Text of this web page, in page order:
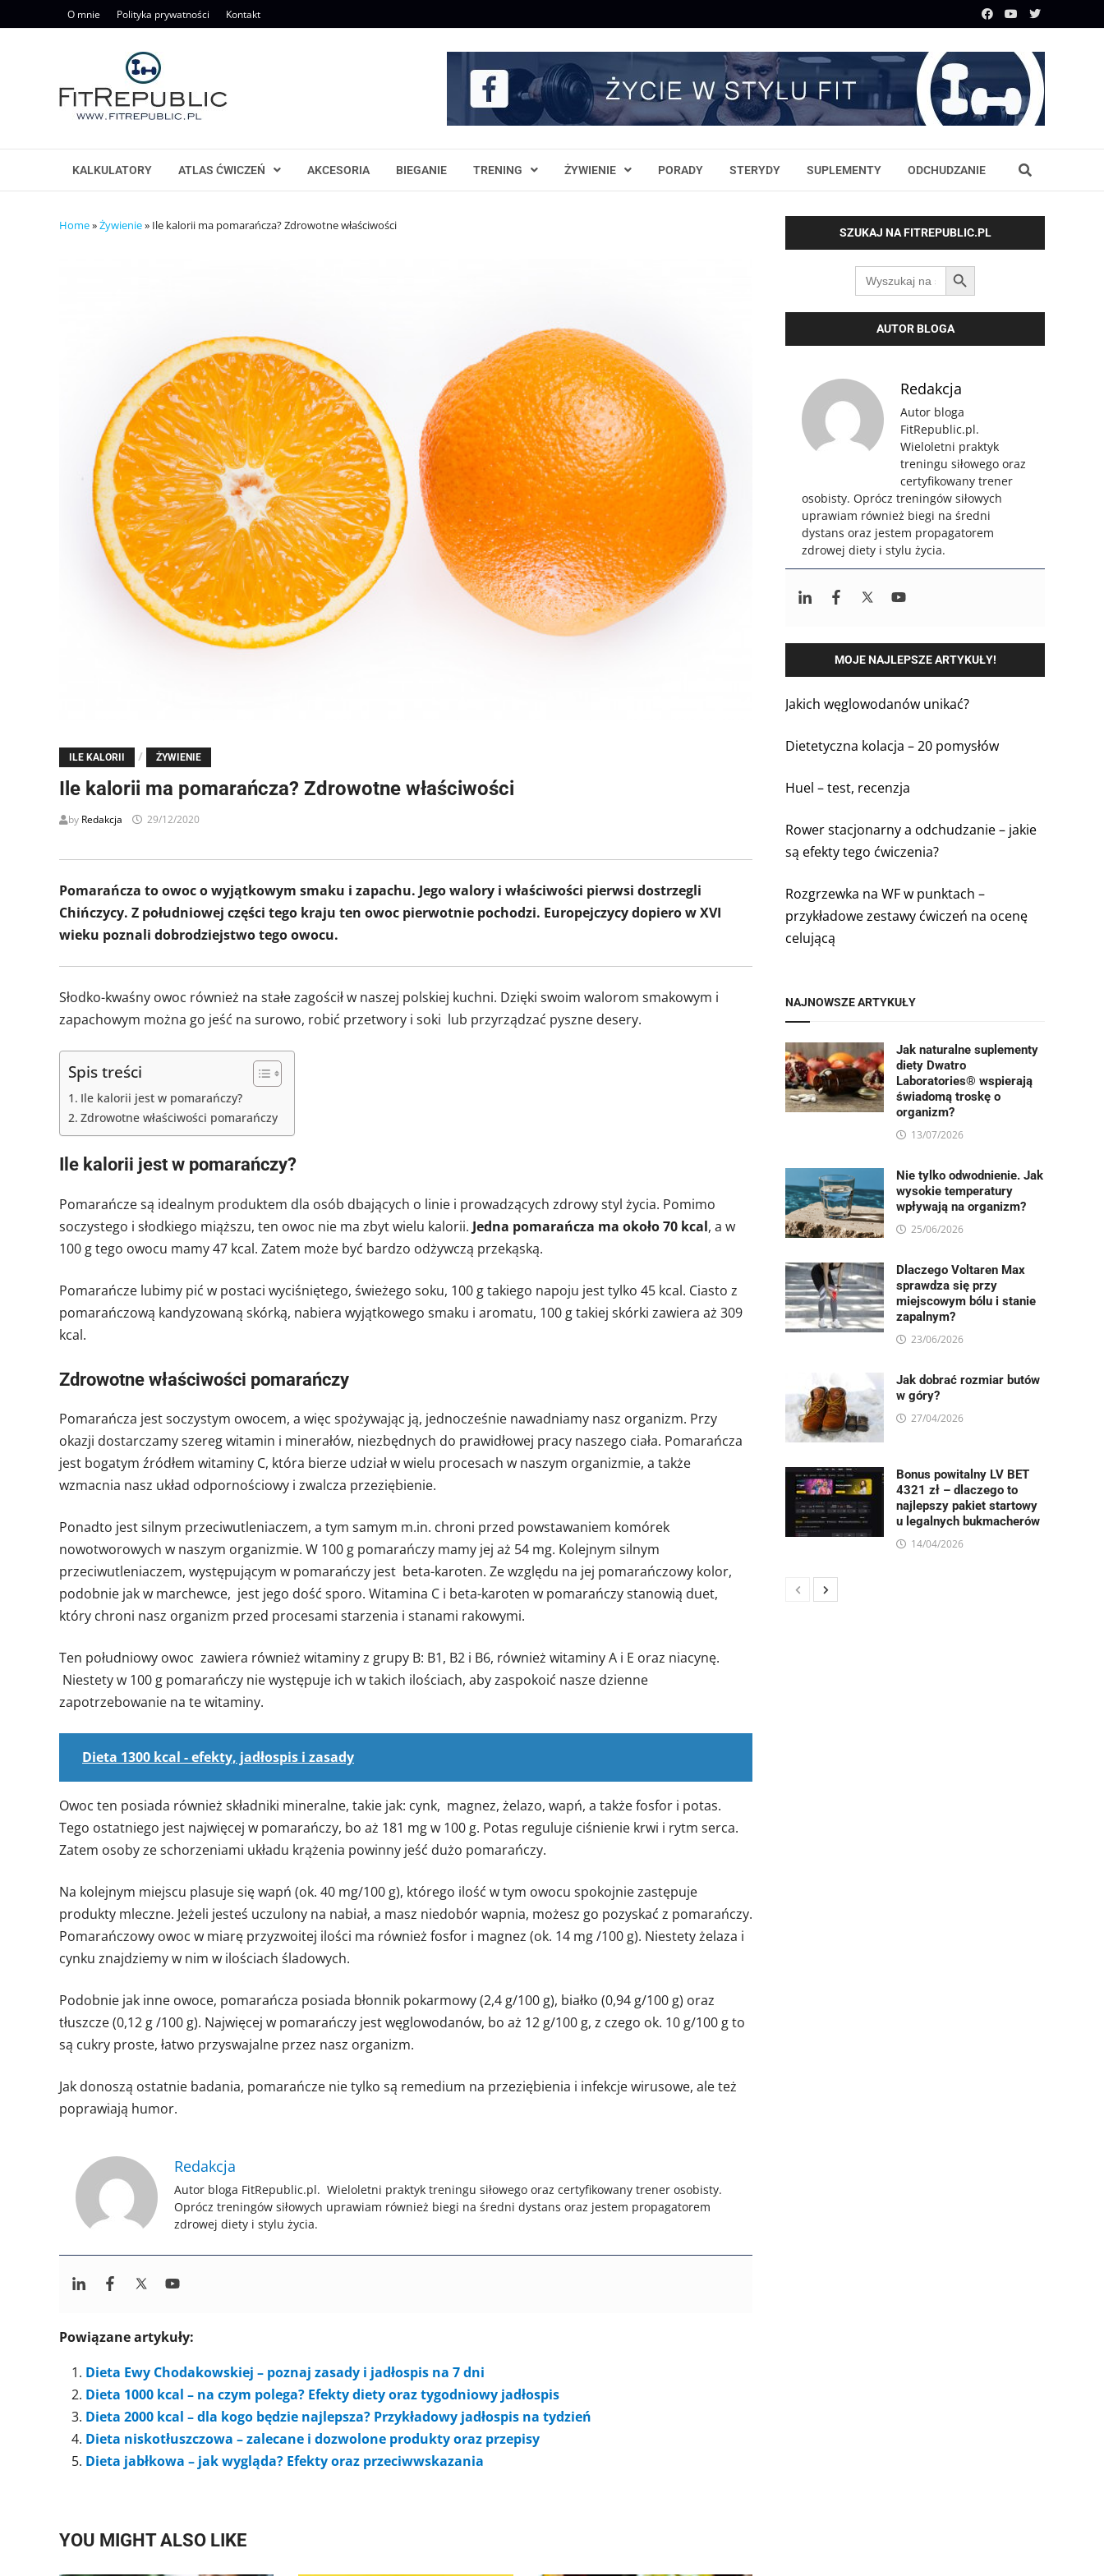
to
O mnie Polityka prywatności Kontakt
KALKULATORY ATLAS ĆWICZEŃ AKCESORIA BIEGANIE TRENING ŻYWIENIE PORADY STERYDY SUPLEMENTY ODCHUDZANIE
Home»Żywienie» Ile kalorii ma pomarańcza? Zdrowotne właściwości
ILE KALORII / ŻYWIENIE
Ile kalorii ma pomarańcza? Zdrowotne właściwości
by Redakcja 29/12/2020
Pomarańcza to owoc o wyjątkowym smaku i zapachu. Jego walory i właściwości pierwsi dostrzegli
Chińczycy. Z południowej części tego kraju ten owoc pierwotnie pochodzi. Europejczycy dopiero w XVI
wieku poznali dobrodziejstwo tego owocu.
Słodko-kwaśny owoc również na stałe zagościł w naszej polskiej kuchni. Dzięki swoim walorom smakowym i
zapachowym można go jeść na surowo, robić przetwory i soki lub przyrządzać pyszne desery.
Spis treści
Ile kalorii jest w pomarańczy?
Zdrowotne właściwości pomarańczy
Ile kalorii jest w pomarańczy?
Pomarańcze są idealnym produktem dla osób dbających o linie i prowadzących zdrowy styl życia. Pomimo
soczystego i słodkiego miąższu, ten owoc nie ma zbyt wielu kalorii. Jedna pomarańcza ma około 70 kcal, a w
100 g tego owocu mamy 47 kcal. Zatem może być bardzo odżywczą przekąską.
Pomarańcze lubimy pić w postaci wyciśniętego, świeżego soku, 100 g takiego napoju jest tylko 45 kcal. Ciasto z
pomarańczową kandyzowaną skórką, nabiera wyjątkowego smaku i aromatu, 100 g takiej skórki zawiera aż 309
kcal.
Zdrowotne właściwości pomarańczy
Pomarańcza jest soczystym owocem, a więc spożywając ją, jednocześnie nawadniamy nasz organizm. Przy
okazji dostarczamy szereg witamin i minerałów, niezbędnych do prawidłowej pracy naszego ciała. Pomarańcza
jest bogatym źródłem witaminy C, która bierze udział w wielu procesach w naszym organizmie, a także
wzmacnia nasz układ odpornościowy i zwalcza przeziębienie.
Ponadto jest silnym przeciwutleniaczem, a tym samym m.in. chroni przed powstawaniem komórek
nowotworowych w naszym organizmie. W 100 g pomarańczy mamy jej aż 54 mg. Kolejnym silnym
przeciwutleniaczem, występującym w pomarańczy jest beta-karoten. Ze względu na jej pomarańczowy kolor,
podobnie jak w marchewce, jest jego dość sporo. Witamina C i beta-karoten w pomarańczy stanowią duet,
który chroni nasz organizm przed procesami starzenia i stanami rakowymi.
Ten południowy owoc zawiera również witaminy z grupy B: B1, B2 i B6, również witaminy A i E oraz niacynę.
Niestety w 100 g pomarańczy nie występuje ich w takich ilościach, aby zaspokoić nasze dzienne
zapotrzebowanie na te witaminy.
Dieta 1300 kcal - efekty, jadłospis i zasady
Owoc ten posiada również składniki mineralne, takie jak: cynk, magnez, żelazo, wapń, a także fosfor i potas.
Tego ostatniego jest najwięcej w pomarańczy, bo aż 181 mg w 100 g. Potas reguluje ciśnienie krwi i rytm serca.
Zatem osoby ze schorzeniami układu krążenia powinny jeść dużo pomarańczy.
Na kolejnym miejscu plasuje się wapń (ok. 40 mg/100 g), którego ilość w tym owocu spokojnie zastępuje
produkty mleczne. Jeżeli jesteś uczulony na nabiał, a masz niedobór wapnia, możesz go pozyskać z pomarańczy.
Pomarańczowy owoc w miarę przyzwoitej ilości ma również fosfor i magnez (ok. 14 mg /100 g). Niestety żelaza i
cynku znajdziemy w nim w ilościach śladowych.
Podobnie jak inne owoce, pomarańcza posiada błonnik pokarmowy (2,4 g/100 g), białko (0,94 g/100 g) oraz
tłuszcze (0,12 g /100 g). Najwięcej w pomarańczy jest węglowodanów, bo aż 12 g/100 g, z czego ok. 10 g/100 g to
są cukry proste, łatwo przyswajalne przez nasz organizm.
Jak donoszą ostatnie badania, pomarańcze nie tylko są remedium na przeziębienia i infekcje wirusowe, ale też
poprawiają humor.
Redakcja
Autor bloga FitRepublic.pl. Wieloletni praktyk treningu siłowego oraz certyfikowany trener osobisty.
Oprócz treningów siłowych uprawiam również biegi na średni dystans oraz jestem propagatorem
zdrowej diety i stylu życia.
Powiązane artykuły:
Dieta Ewy Chodakowskiej – poznaj zasady i jadłospis na 7 dni
Dieta 1000 kcal – na czym polega? Efekty diety oraz tygodniowy jadłospis
Dieta 2000 kcal – dla kogo będzie najlepsza? Przykładowy jadłospis na tydzień
Dieta niskotłuszczowa – zalecane i dozwolone produkty oraz przepisy
Dieta jabłkowa – jak wygląda? Efekty oraz przeciwwskazania
YOU MIGHT ALSO LIKE
SZUKAJ NA FITREPUBLIC.PL
Search
for:
SEARCH BUTTON
AUTOR BLOGA
Redakcja
Autor bloga
FitRepublic.pl.
Wieloletni praktyk
treningu siłowego oraz
certyfikowany trener
osobisty. Oprócz treningów siłowych
uprawiam również biegi na średni
dystans oraz jestem propagatorem
zdrowej diety i stylu życia.
MOJE NAJLEPSZE ARTYKUŁY!
Jakich węglowodanów unikać?
Dietetyczna kolacja – 20 pomysłów
Huel – test, recenzja
Rower stacjonarny a odchudzanie – jakie
są efekty tego ćwiczenia?
Rozgrzewka na WF w punktach –
przykładowe zestawy ćwiczeń na ocenę
celującą
NAJNOWSZE ARTYKUŁY
Jak naturalne suplementy
diety Dwatro
Laboratories® wspierają
świadomą troskę o
organizm?
13/07/2026
Nie tylko odwodnienie. Jak
wysokie temperatury
wpływają na organizm?
25/06/2026
Dlaczego Voltaren Max
sprawdza się przy
miejscowym bólu i stanie
zapalnym?
23/06/2026
Jak dobrać rozmiar butów
w góry?
27/04/2026
Bonus powitalny LV BET
4321 zł – dlaczego to
najlepszy pakiet startowy
u legalnych bukmacherów
14/04/2026